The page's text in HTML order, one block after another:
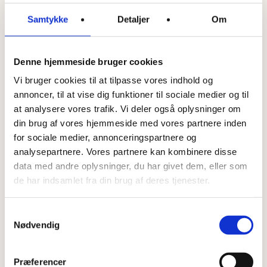
Samtykke Detaljer Om
Denne hjemmeside bruger cookies
Vi bruger cookies til at tilpasse vores indhold og
annoncer, til at vise dig funktioner til sociale medier og til
at analysere vores trafik. Vi deler også oplysninger om
din brug af vores hjemmeside med vores partnere inden
for sociale medier, annonceringspartnere og
analysepartnere. Vores partnere kan kombinere disse
data med andre oplysninger, du har givet dem, eller som
de har indsamlet fra din brug af deres tjenester.
Nødvendig
Præferencer